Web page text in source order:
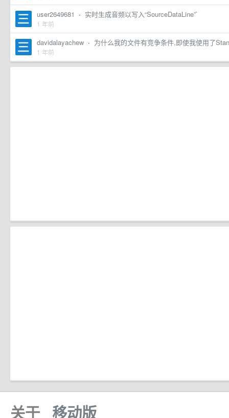
user2649681 · 实时生成音频以写入“SourceDataLine”`
1 年前
davidalayachew · 为什么我的文件有竞争条件,即使我使用了
1 年前
关于 移动版